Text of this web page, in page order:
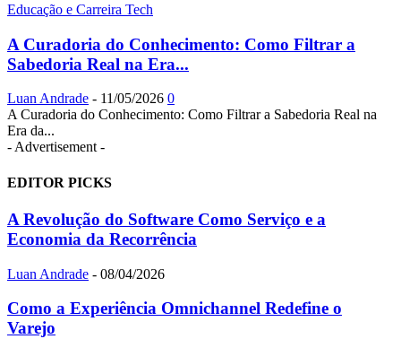
Educação e Carreira Tech
A Curadoria do Conhecimento: Como Filtrar a
Sabedoria Real na Era...
Luan Andrade - 11/05/2026 0
A Curadoria do Conhecimento: Como Filtrar a Sabedoria Real na
Era da...
- Advertisement -
EDITOR PICKS
A Revolução do Software Como Serviço e a
Economia da Recorrência
Luan Andrade - 08/04/2026
Como a Experiência Omnichannel Redefine o
Varejo